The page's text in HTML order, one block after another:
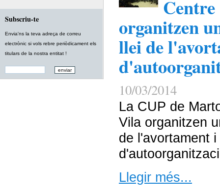
Subscriu-te
Envia'ns la teva adreça de correu
electrònic si vols rebre periòdicament els
titulars de la nostra entitat !
organitzen
llei de
10/03/2014
La CUP de
Vila organitzen
de l'avortament
Llegir més...